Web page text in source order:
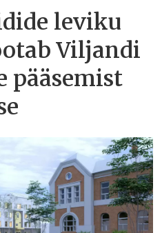
leviku
Viljandi
pääsemist